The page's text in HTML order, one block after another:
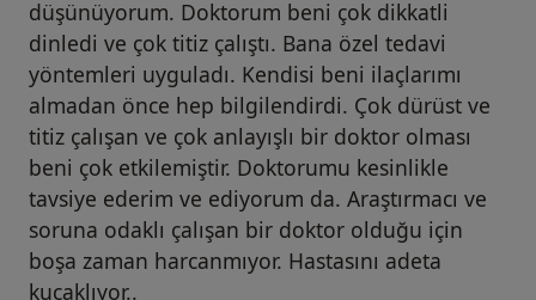
düşünüyorum. Doktorum beni çok dikkatli
dinledi ve çok titiz çalıştı. Bana özel tedavi
yöntemleri uyguladı. Kendisi beni ilaçlarımı
almadan önce hep bilgilendirdi. Çok dürüst ve
titiz çalışan ve çok anlayışlı bir doktor olması
beni çok etkilemiştir. Doktorumu kesinlikle
tavsiye ederim ve ediyorum da. Araştırmacı ve
soruna odaklı çalışan bir doktor olduğu için
boşa zaman harcanmıyor. Hastasını adeta
kucaklıyor..